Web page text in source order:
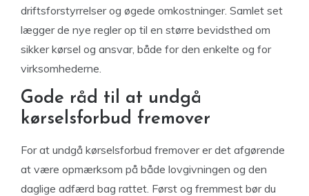
driftsforstyrrelser og øgede omkostninger. Samlet set
lægger de nye regler op til en større bevidsthed om
sikker kørsel og ansvar, både for den enkelte og for
virksomhederne.
Gode råd til at undgå
kørselsforbud fremover
For at undgå kørselsforbud fremover er det afgørende
at være opmærksom på både lovgivningen og den
daglige adfærd bag rattet. Først og fremmest bør du